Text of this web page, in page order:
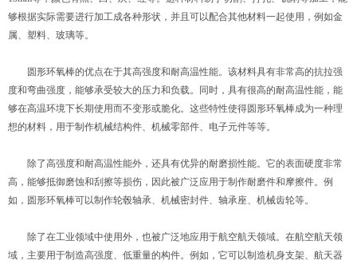
够根据实际需要进行加工成各种形状，并且可以配合其他材料一起使用，例如金
属、塑料、玻璃等。
圆形环氧棒的优点在于其高强度和耐高温性能。该材料具有非常高的抗拉强
度和弯曲强度，能够承受较大的压力和负载。同时，具有很高的耐高温性能，能
够在高温环境下长期使用而不变形或脆化。这些特性使得圆形环氧棒成为一种理
想的材料，用于制作机械结构件、机械零部件、电子元件等等。
除了高强度和耐高温性能外，还具有优异的耐磨损性能。它的表面硬度非常
高，能够抵御磨蚀和刮擦等损伤，因此被广泛应用于制作耐磨件和摩擦件。例
如，圆形环氧棒可以制作轮毂轴承、机械密封件、轴承座、机械齿轮等。
除了在工业领域中使用外，也被广泛地应用于航空航天领域。在航空航天领
域，主要用于制造高强度、低重量的构件。例如，它可以制造机身支架、航天器